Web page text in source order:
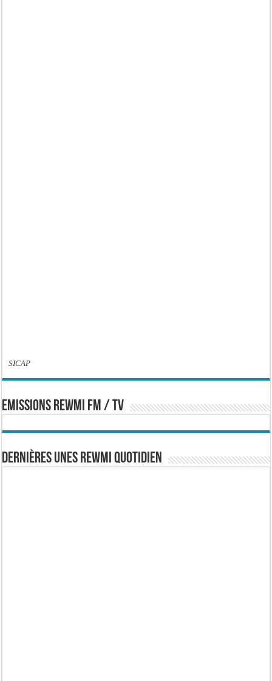
SICAP
EMISSIONS REWMI FM / TV
Dernières Unes Rewmi Quotidien